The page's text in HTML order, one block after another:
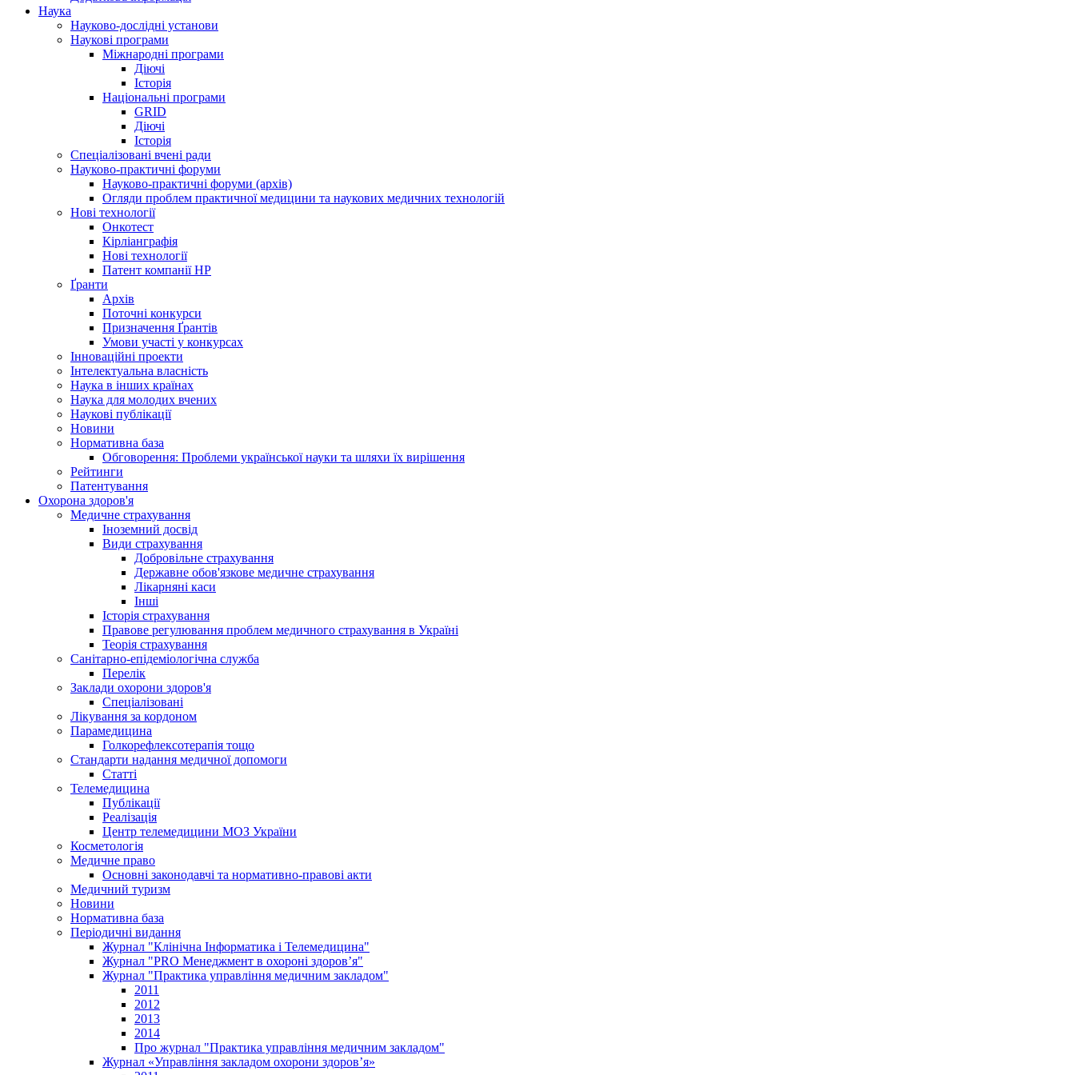
Наука
Науково-дослідні установи
Наукові програми
Міжнародні програми
Діючі
Історія
Національні програми
GRID
Діючі
Історія
Спеціалізовані вчені ради
Науково-практичні форуми
Науково-практичні форуми (архів)
Огляди проблем практичної медицини та наукових медичних технологій
Нові технології
Онкотест
Кірліанграфія
Нові технології
Патент компанії HP
Ґранти
Архів
Поточні конкурси
Призначення Ґрантів
Умови участі у конкурсах
Інноваційні проекти
Інтелектуальна власність
Наука в інших країнах
Наука для молодих вчених
Наукові публікації
Новини
Нормативна база
Обговорення: Проблеми української науки та шляхи їх вирішення
Рейтинги
Патентування
Охорона здоров'я
Медичне страхування
Іноземний досвід
Види страхування
Добровільне страхування
Державне обов'язкове медичне страхування
Лікарняні каси
Інші
Історія страхування
Правове регулювання проблем медичного страхування в Україні
Теорія страхування
Санітарно-епідеміологічна служба
Перелік
Заклади охорони здоров'я
Спеціалізовані
Лікування за кордоном
Парамедицина
Голкорефлексотерапія тощо
Стандарти надання медичної допомоги
Статті
Телемедицина
Публікації
Реалізація
Центр телемедицини МОЗ України
Косметологія
Медичне право
Основні законодавчі та нормативно-правові акти
Медичний туризм
Новини
Нормативна база
Періодичні видання
Журнал "Клінічна Інформатика і Телемедицина"
Журнал "PRO Менеджмент в охороні здоров’я"
Журнал "Практика управління медичним закладом"
2011
2012
2013
2014
Про журнал "Практика управління медичним закладом"
Журнал «Управління закладом охорони здоров’я»